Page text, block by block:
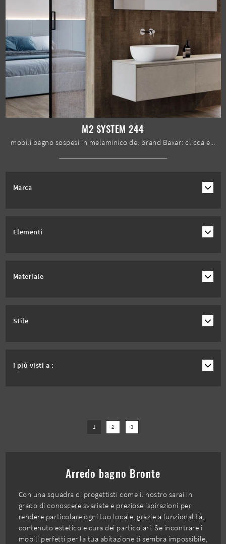
Marca
Elementi
Materiale
Stile
I più visti a :
M2 SYSTEM 244
1 2 3
Arredo bagno Bronte
Con una squadra di progettisti come il nostro sarai in
grado di conoscere svariate e preziose ispirazioni per
rendere particolare ogni tuo locale, grazie a funzionalità,
contenuto estetico e cura dei particolari. Se incontrare i
mobili perfetti per la tua abitazione ti sembra impossibile,